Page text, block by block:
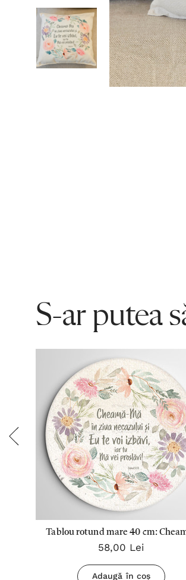
S-ar putea
Tablou rotund mare 40 cm:
Ma in ziua necazului...Ps 50:15
58,00 Lei
Adaugă în coș